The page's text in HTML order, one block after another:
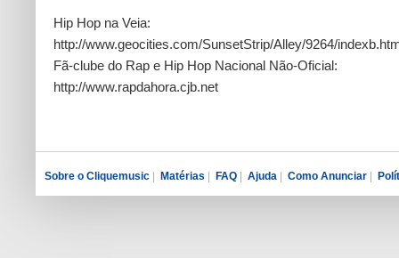
Hip Hop na Veia:
http://www.geocities.com/SunsetStrip/Alley/9264/
Fã-clube do Rap e Hip Hop Nacional Não-Oficial:
http://www.rapdahora.cjb.net
Sobre o Cliquemusic Matérias FAQ Ajuda Como Anunciar